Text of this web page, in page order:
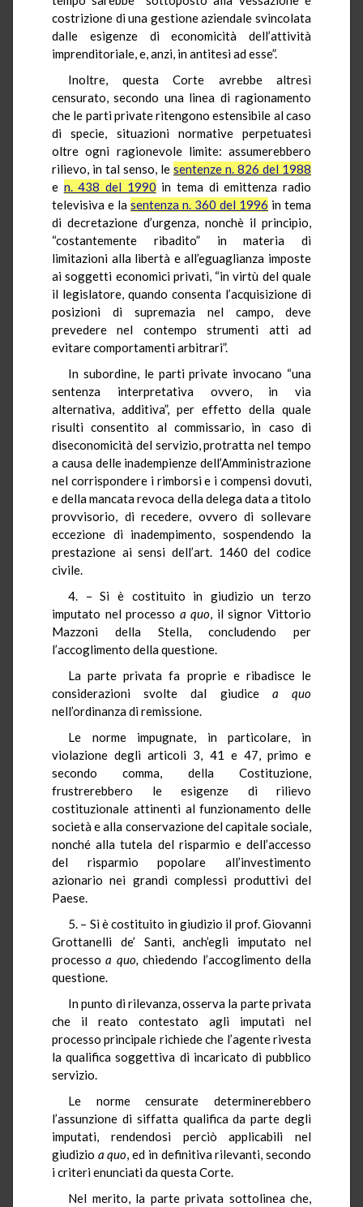
costrizione di una gestione aziendale svincolata
dalle esigenze di economicità dell’attività
imprenditoriale, e, anzi, in antitesi ad esse”.
Inoltre, questa Corte avrebbe altresì
censurato, secondo una linea di ragionamento
che le parti private ritengono estensibile al caso
di specie, situazioni normative perpetuatesi
oltre ogni ragionevole limite: assumerebbero
rilievo, in tal senso, le sentenze n. 826 del 1988
e n. 438 del 1990 in tema di emittenza radio
televisiva e la sentenza n. 360 del 1996 in tema
di decretazione d’urgenza, nonchè il principio,
“costantemente ribadito” in materia di
limitazioni alla libertà e all’eguaglianza imposte
ai soggetti economici privati, “in virtù del quale
il legislatore, quando consenta l’acquisizione di
posizioni di supremazia nel campo, deve
prevedere nel contempo strumenti atti ad
evitare comportamenti arbitrari”.
In subordine, le parti private invocano “una
sentenza interpretativa ovvero, in via
alternativa, additiva”, per effetto della quale
risulti consentito al commissario, in caso di
diseconomicità del servizio, protratta nel tempo
a causa delle inadempienze dell’Amministrazione
nel corrispondere i rimborsi e i compensi dovuti,
e della mancata revoca della delega data a titolo
provvisorio, di recedere, ovvero di sollevare
eccezione di inadempimento, sospendendo la
prestazione ai sensi dell’art. 1460 del codice
civile.
4. – Si è costituito in giudizio un terzo
imputato nel processo a quo, il signor Vittorio
Mazzoni della Stella, concludendo per
l’accoglimento della questione.
La parte privata fa proprie e ribadisce le
considerazioni svolte dal giudice a quo
nell’ordinanza di remissione.
Le norme impugnate, in particolare, in
violazione degli articoli 3, 41 e 47, primo e
secondo comma, della Costituzione,
frustrerebbero le esigenze di rilievo
costituzionale attinenti al funzionamento delle
società e alla conservazione del capitale sociale,
nonché alla tutela del risparmio e dell’accesso
del risparmio popolare all’investimento
azionario nei grandi complessi produttivi del
Paese.
5. – Si è costituito in giudizio il prof. Giovanni
Grottanelli de’ Santi, anch’egli imputato nel
processoa quo,chiedendo l’accoglimento della
questione.
In punto di rilevanza, osserva la parte privata
che il reato contestato agli imputati nel
processo principale richiede che l’agente rivesta
la qualifica soggettiva di incaricato di pubblico
servizio.
Le norme censurate determinerebbero
l’assunzione di siffatta qualifica da parte degli
imputati, rendendosi perciò applicabili nel
giudizio a quo, ed in definitiva rilevanti, secondo
i criteri enunciati da questa Corte.
Nel merito, la parte privata sottolinea che,